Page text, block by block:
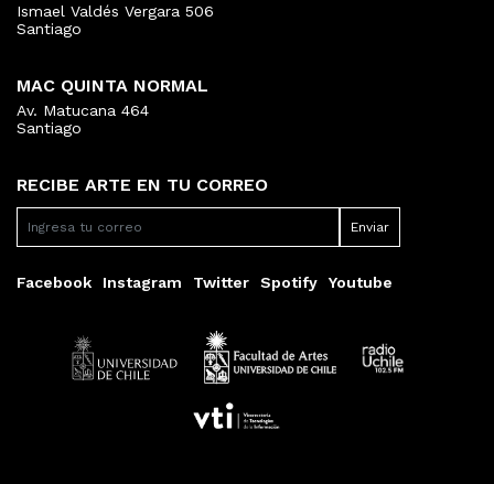
RECIBE ARTE EN TU CORREO
Facebook Instagram Twitter Spotify Youtube
Ismael Valdés Vergara 506
Santiago
MAC QUINTA NORMAL
Av. Matucana 464
Santiago